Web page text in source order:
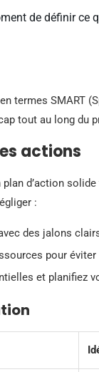
de définir ce
termes SMART
tout au long du
actions
d’action
:
des jalons
pour
et planifiez